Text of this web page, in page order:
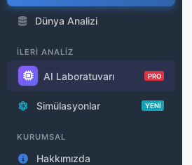
Dünya Analizi
İLERİ ANALİZ
AI Laboratuvarı PRO
Simülasyonlar YENİ
KURUMSAL
Hakkımızda